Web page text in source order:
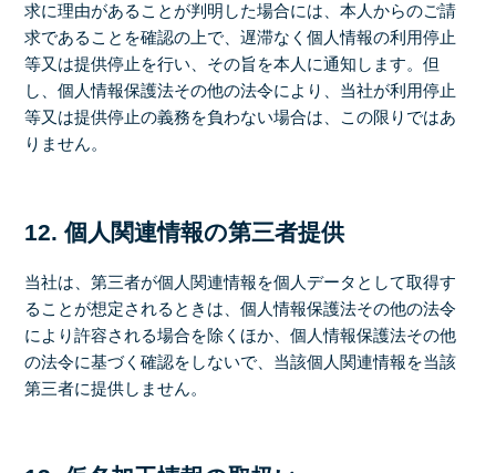
求に理由があることが判明した場合には、本人からのご請
求であることを確認の上で、遅滞なく個人情報の利用停止
等又は提供停止を行い、その旨を本人に通知します。但
し、個人情報保護法その他の法令により、当社が利用停止
等又は提供停止の義務を負わない場合は、この限りではあ
りません。
12. 個人関連情報の第三者提供
当社は、第三者が個人関連情報を個人データとして取得す
ることが想定されるときは、個人情報保護法その他の法令
により許容される場合を除くほか、個人情報保護法その他
の法令に基づく確認をしないで、当該個人関連情報を当該
第三者に提供しません。